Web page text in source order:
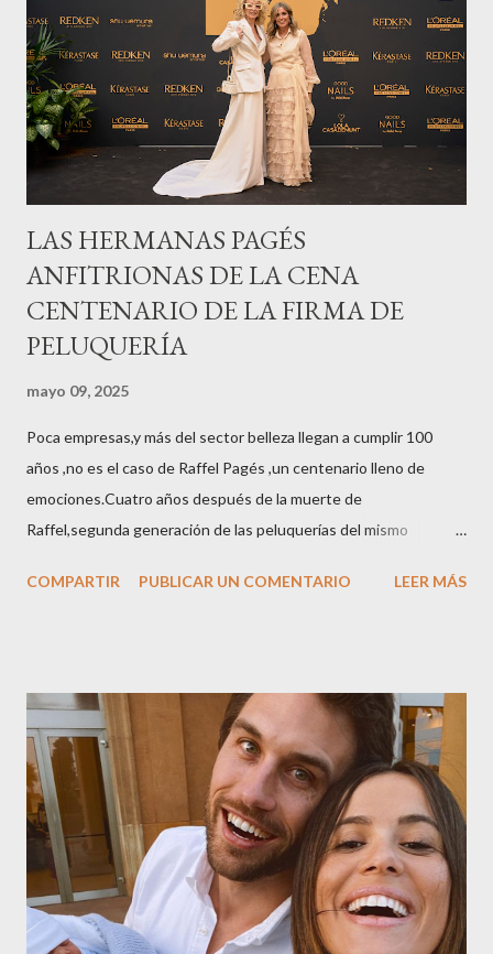
LAS HERMANAS PAGÉS
ANFITRIONAS DE LA CENA
CENTENARIO DE LA FIRMA DE
PELUQUERÍA
mayo 09, 2025
Poca empresas,y más del sector belleza llegan a cumplir 100
años ,no es el caso de Raffel Pagés ,un centenario lleno de
emociones.Cuatro años después de la muerte de
Raffel,segunda generación de las peluquerías del mismo
sector en una cena de reconocimiento.Sus hijas Carolina (CEO
peluquería del grupo.Justo hace unos días Carol Pagés nos
contaba detalles del homenaje en Actualida Rosa en RCE
radio,en el programa que presento todos los jueves de 17 a 18
horas . Carolina y Quionia Pagés Carolina Pagés La cita ,en el
Museu Marítim de BCN ,en las Drassanes reunió a figuras
destacadas del sector,así como clientes, autoridades y medios
de comunicación, en una velada inolvidable bajo el lema “Cien
años peinando almas, creando belleza,i...
COMPARTIR PUBLICAR UN COMENTARIO LEER MÁS